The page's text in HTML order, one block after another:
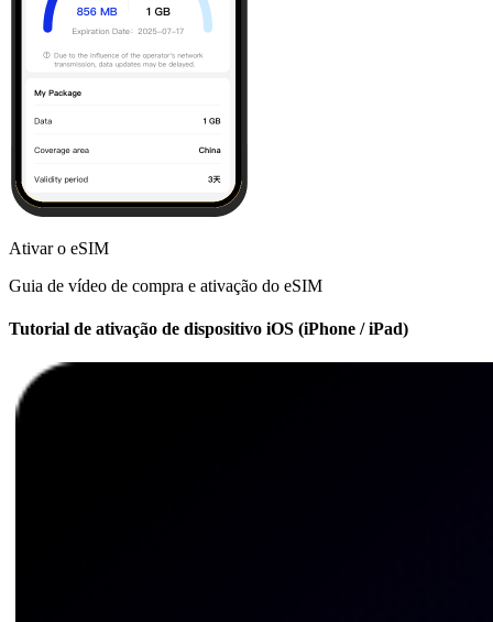
Ativar o eSIM
Guia de vídeo de compra e ativação do eSIM
Tutorial de ativação de dispositivo iOS (iPhone / iPad)